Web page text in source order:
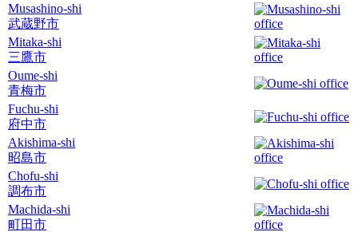
Musashino-shi
武蔵野市
Mitaka-shi
三鷹市
Oume-shi
青梅市
Fuchu-shi
府中市
Akishima-shi
昭島市
Chofu-shi
調布市
Machida-shi
町田市